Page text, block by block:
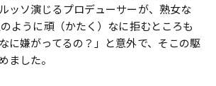
ッソ演じるプロデューサーが、熟女な
ように頑（かたく）なに拒むところも
に嫌がってるの？」と意外で、そこの駆
ました。